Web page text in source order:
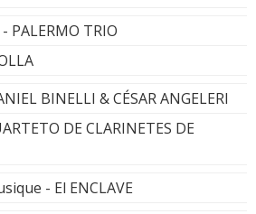
PALERMO TRIO
BINELLI & CÉSAR ANGELERI
DE CLARINETES DE
- El ENCLAVE